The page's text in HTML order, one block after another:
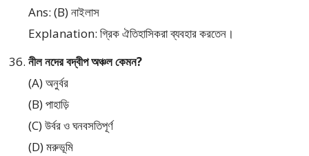
Ans: (B) নাইলাস
Explanation: গ্রিক ঐতিহাসিকরা ব্যবহার করতেন।
নীল নদের বদ্বীপ অঞ্চল কেমন?
(A) অনুর্বর
(B) পাহাড়ি
(C) উর্বর ও ঘনবসতিপূর্ণ
(D) মরুভূমি